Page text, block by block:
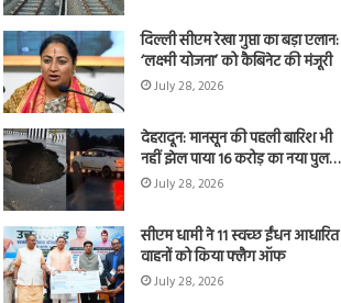
दिल्ली सीएम रेखा गुप्ता का बड़ा एलान:
‘लक्ष्मी योजना’ को कैबिनेट की मंजूरी
July 28, 2026
देहरादून: मानसून की पहली बारिश भी
नहीं झेल पाया 16 करोड़ का नया पुल…
July 28, 2026
सीएम धामी ने 11 स्वच्छ ईंधन आधारित
वाहनों को किया फ्लैग ऑफ
July 28, 2026